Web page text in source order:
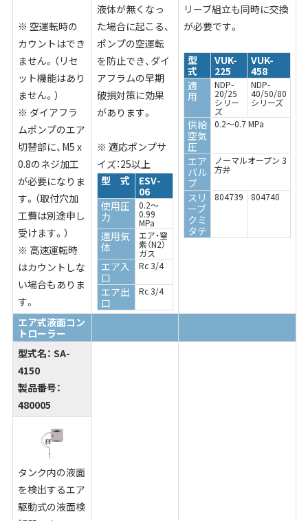
※ 空運転時の
カウントはでき
ません。（リセ
ット機能はあり
ません。）
※ ダイアフラ
ムポンプのエア
切替部に、M5 x
0.8のネジ加工
が必要になりま
す。（取付穴加
工費は別途申し
受けます。）
※ 高速運転時
はカウントしな
い場合もありま
す。
液体が無くなっ
た場合に起こる、
ポンプの空運転
を防止でき、ダイ
アフラムの早期
破損対策に効果
があります。
※ 適応ポンプサ
イズ：25以上
型 式
ESV-
06
使用圧
力
0.2～
0.99
MPa
適用気
体
エア・窒
素（N2）
ガス
エア入
口
Rc 3/4
エア出
口
Rc 3/4
リーブ組立も同時に交換
が必要です。
型
式
VUK-
225
VUK-
458
適
用
NDP-
20/25
シリー
ズ
NDP-
40/50/80
シリーズ
供給
空気
圧
0.2～0.7 MPa
エア
バル
ブ
ノーマルオープン 3
方弁
スリ
ーブ
クミ
タテ
804739 804740
エア式液面コン
トローラー
型式名： SA-
4150
製品番号：
480005
タンク内の液面
を検出するエア
駆動式の液面検